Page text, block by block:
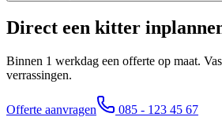
Direct een kitter
Binnen 1 werkdag een offerte op maat.
verrassingen.
Offerte aanvragen 085 - 123 45 67